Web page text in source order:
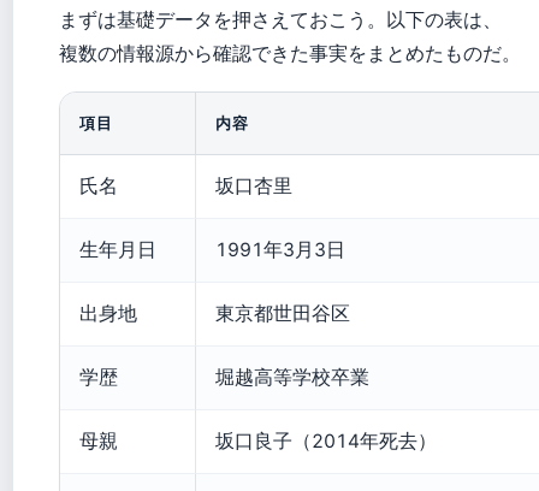
まずは基礎データを押さえておこう。以下の表は、
複数の情報源から確認できた事実をまとめたものだ。
項目 内容
氏名 坂口杏里
生年月日 1991年3月3日
出身地 東京都世田谷区
学歴 堀越高等学校卒業
母親 坂口良子（2014年死去）